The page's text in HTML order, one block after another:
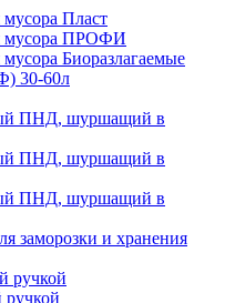
Пласт
мусора ПРОФИ
Биоразлагаемые
30-60л
ПНД, шуршащий в
ПНД, шуршащий в
ПНД, шуршащий в
заморозки и хранения
ручкой
ручкой